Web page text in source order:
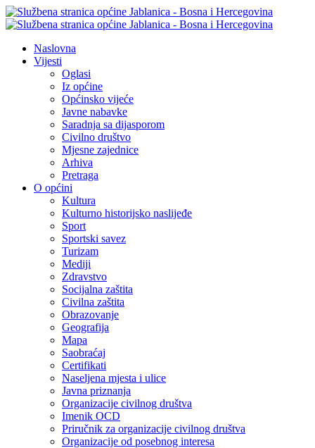
Naslovna
Vijesti
Oglasi
Iz općine
Općinsko vijeće
Javne nabavke
Saradnja sa dijasporom
Civilno društvo
Mjesne zajednice
Arhiva
Pretraga
O općini
Kultura
Kulturno historijsko naslijeđe
Sport
Sportski savez
Turizam
Mediji
Zdravstvo
Socijalna zaštita
Civilna zaštita
Obrazovanje
Geografija
Mapa
Saobraćaj
Certifikati
Naseljena mjesta i ulice
Javna priznanja
Organizacije civilnog društva
Imenik OCD
Priručnik za organizacije civilnog društva
Organizacije od posebnog interesa